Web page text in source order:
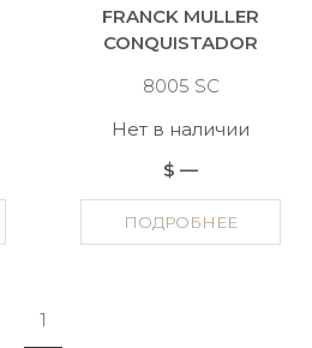
FRANCK MULLER
CONQUISTADOR
8005 SC
Нет в наличии
$ —
ПОДРОБНЕЕ
1